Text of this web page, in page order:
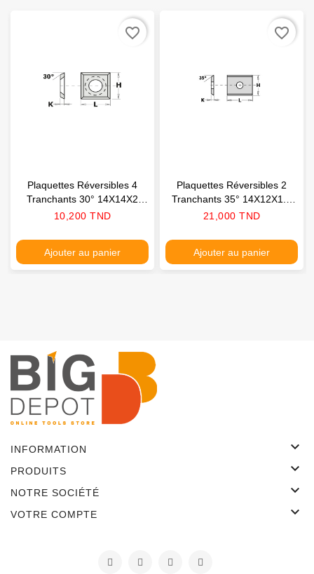
Plaquettes Réversibles 4
Tranchants 30° 14X14X2
CMT
Prix
10,200 TND
Ajouter au panier
favorite_border
Plaquettes Réversibles 2
Tranchants 35° 14X12X1.5
CMT
Prix
21,000 TND
Ajouter au panier
favorite_border
INFORMATION 
PRODUITS 
NOTRE SOCIÉTÉ 
VOTRE COMPTE 